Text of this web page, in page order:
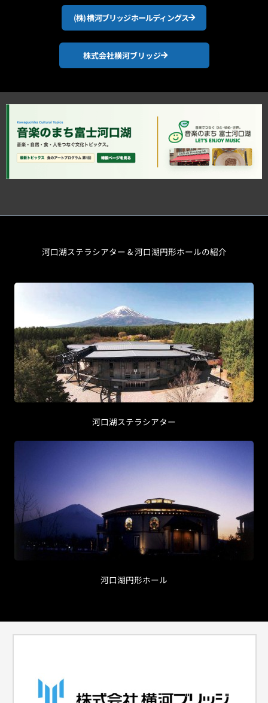
(株) 横河ブリッジホールディングス
株式会社横河ブリッジ
河口湖ステラシアター & 河口湖円形ホールの紹介
河口湖ステラシアター
河口湖円形ホール